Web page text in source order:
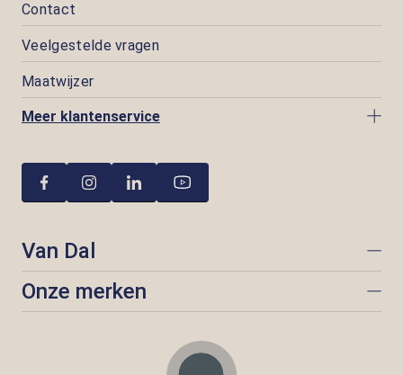
Contact
Veelgestelde vragen
Maatwijzer
Meer klantenservice
Van Dal
Onze merken